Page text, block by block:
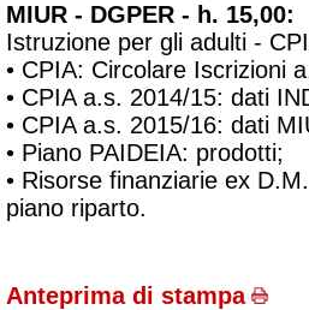
MIUR - DGPER - h. 15,00:
Istruzione per gli adulti -
• CPIA: Circolare Iscrizioni
• CPIA a.s. 2014/15: dati
• CPIA a.s. 2015/16: dati
• Piano PAIDEIA: prodotti;
• Risorse finanziarie ex
piano riparto.
Anteprima di stampa